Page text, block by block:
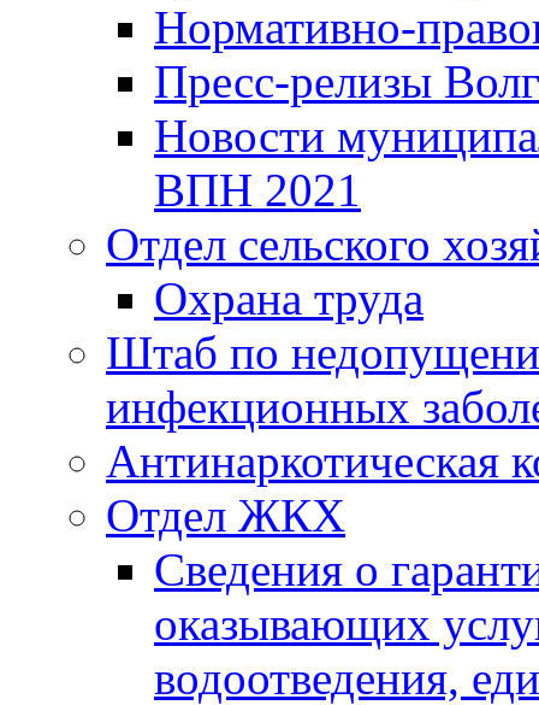
Нормативно-
Пресс-релизы
Новости
ВПН 2021
Отдел сельского
Охрана труда
Штаб по
инфекционных
Антинаркотическая
Отдел ЖКХ
Сведения о
оказывающих
водоотведения,